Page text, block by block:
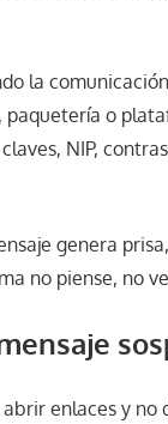
la
o
NIP,
genera
no piense, no
enlaces y